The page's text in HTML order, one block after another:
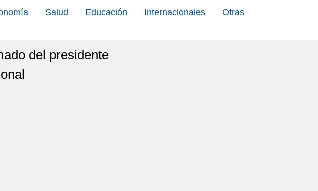
Salud Educación Internacionales Otras
del presidente